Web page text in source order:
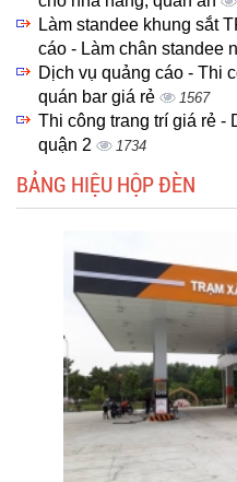
Làm standee khung sắt
cáo - Làm chân standee
Dịch vụ quảng cáo - Thi
quán bar giá rẻ
1567
Thi công trang trí giá rẻ -
quận 2
1734
BẢNG HIỆU HỘP ĐÈN